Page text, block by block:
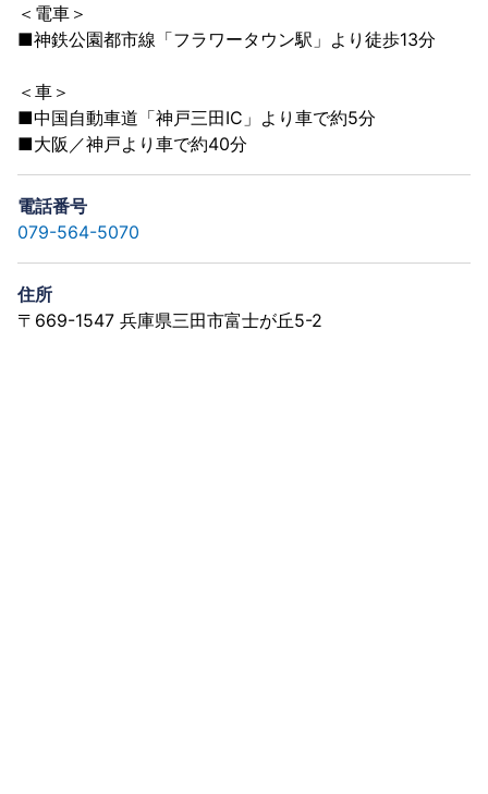
＜電車＞
■神鉄公園都市線「フラワータウン駅」より徒歩13分
＜車＞
■中国自動車道「神戸三田IC」より車で約5分
■大阪／神戸より車で約40分
電話番号
079-564-5070
住所
〒669-1547 兵庫県三田市富士が丘5-2